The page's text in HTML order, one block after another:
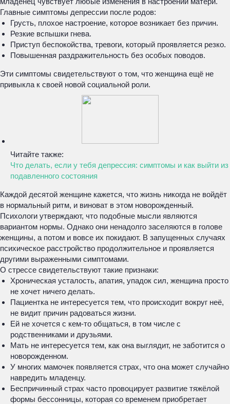
Главные симптомы депрессии после родов:
Грусть, плохое настроение, которое возникает без причин.
Резкие вспышки гнева.
Приступ беспокойства, тревоги, который проявляется резко.
Повышенная раздражительность без особых поводов.
Эти симптомы свидетельствуют о том, что женщина ещё не
привыкла к своей новой социальной роли.
Читайте также:
Что делать, если у тебя депрессия: симптомы и как выйти из
подавленного состояния
Каждой десятой женщине кажется, что жизнь никогда не войдёт
в нормальный ритм, и виноват в этом новорожденный.
Психологи утверждают, что подобные мысли являются
вариантом нормы. Однако они ненадолго заселяются в голове
женщины, а потом и вовсе их покидают. В запущенных случаях
психическое расстройство продолжительное и проявляется
другими выраженными симптомами.
О стрессе свидетельствуют такие признаки:
Хроническая усталость, апатия, упадок сил, женщина просто
не хочет ничего делать.
Пациентка не интересуется тем, что происходит вокруг неё,
не видит причин радоваться жизни.
Ей не хочется с кем-то общаться, в том числе с
родственниками и друзьями.
Мать не интересуется тем, как она выглядит, не заботится о
новорожденном.
У многих мамочек появляется страх, что она может случайно
навредить младенцу.
Беспричинный страх часто провоцирует развитие тяжёлой
формы бессонницы, которая со временем приобретает